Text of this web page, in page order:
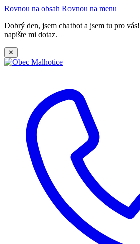
Rovnou na obsah Rovnou na menu
Dobrý den, jsem chatbot a jsem tu pro
napište mi dotaz.
✕